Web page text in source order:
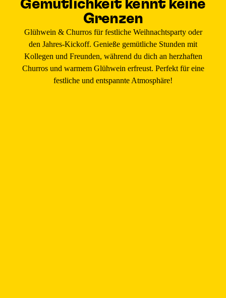
Gemütlichkeit kennt keine
Grenzen
Glühwein & Churros für festliche Weihnachtsparty oder
den Jahres-Kickoff. Genieße gemütliche Stunden mit
Kollegen und Freunden, während du dich an herzhaften
Churros und warmem Glühwein erfreust. Perfekt für eine
festliche und entspannte Atmosphäre!